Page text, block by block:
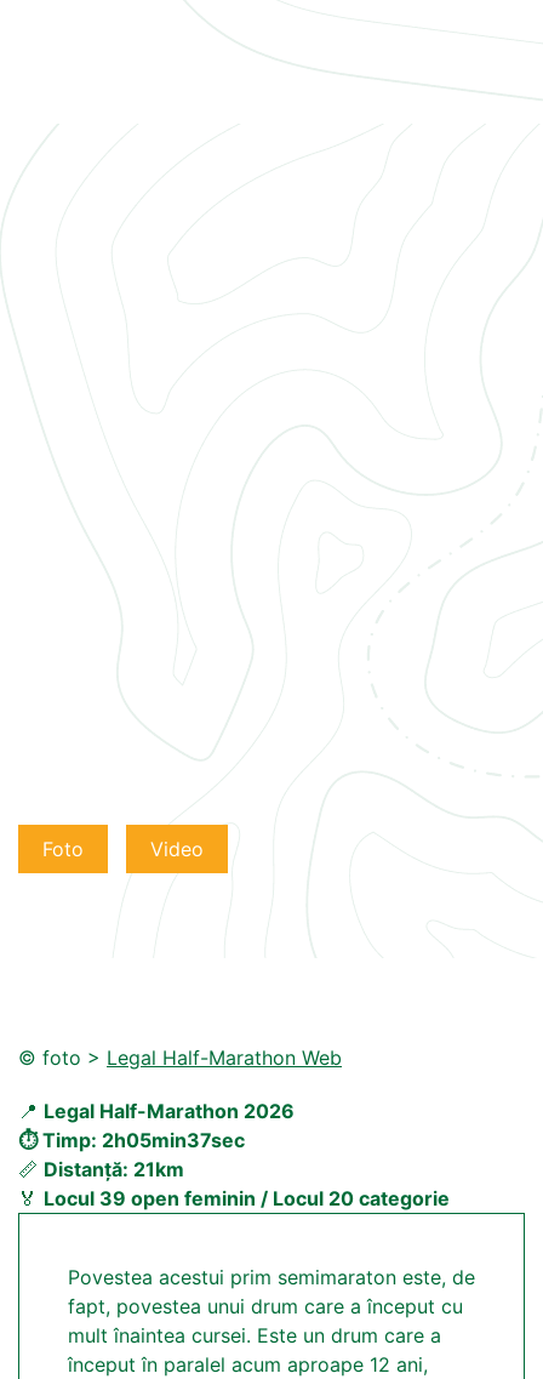
Foto Video
© foto > Legal Half-Marathon Web
📍 Legal Half-Marathon 2026
⏱️ Timp: 2h05min37sec
📏 Distanță: 21km
🏅 Locul 39 open feminin / Locul 20 categorie
Povestea acestui prim semimaraton este, de
fapt, povestea unui drum care a început cu
mult înaintea cursei. Este un drum care a
început în paralel acum aproape 12 ani,